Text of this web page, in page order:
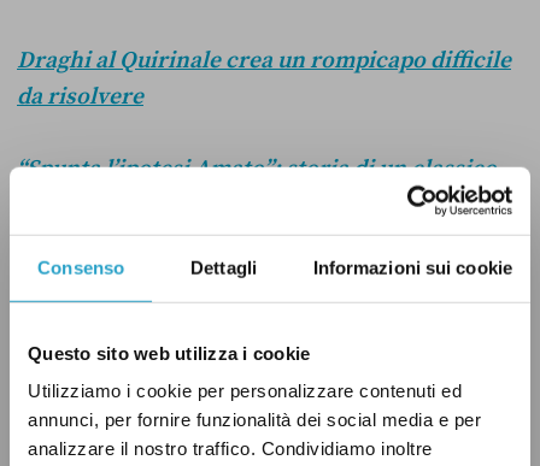
Consenso Dettagli Informazioni sui cookie
Questo sito web utilizza i cookie
Utilizziamo i cookie per personalizzare contenuti ed
annunci, per fornire funzionalità dei social media e per
analizzare il nostro traffico. Condividiamo inoltre
Draghi al Quirinale crea un rompicapo difficile
da risolvere
“Spunta l’ipotesi Amato”: storia di un classico